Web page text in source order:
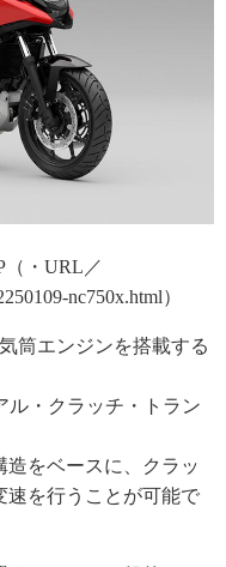
・URL／
nc750x.html）
筒エンジンを搭載する
ル・クラッチ・トラン
をベースに、クラッ
速を行うことが可能で